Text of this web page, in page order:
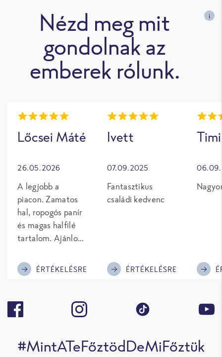
Nézd meg mit
gondolnak az
emberek rólunk.
i
Lőcsei Máté
26.05.2026
A legjobb a
piacon. Zamatos
hal, ropogós panír
és magas halfilé
tartalom. Ajánlom
ÉRTÉKELÉSRE
Ivett
07.09.2025
Fantasztikus
családi kedvenc
ÉRTÉKELÉSRE
Timi
#MintATeFőztödDeMiFőztük